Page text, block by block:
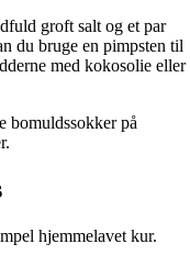
groft salt og et par
du bruge en pimpsten til
med kokosolie eller
bomuldssokker på
hjemmelavet kur.